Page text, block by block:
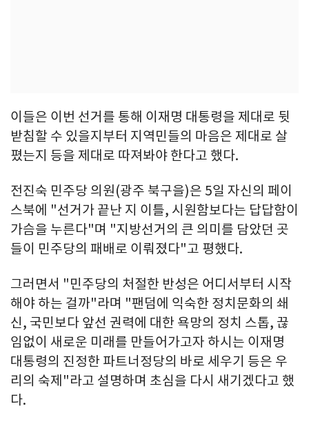
이들은 이번 선거를 통해 이재명 대통령을 제대로 뒷
받침할 수 있을지부터 지역민들의 마음은 제대로 살
폈는지 등을 제대로 따져봐야 한다고 했다.
전진숙 민주당 의원(광주 북구을)은 5일 자신의 페이
스북에 "선거가 끝난 지 이틀, 시원함보다는 답답함이
가슴을 누른다"며 "지방선거의 큰 의미를 담았던 곳
들이 민주당의 패배로 이뤄졌다"고 평했다.
그러면서 "민주당의 처절한 반성은 어디서부터 시작
해야 하는 걸까"라며 "팬덤에 익숙한 정치문화의 쇄
신, 국민보다 앞선 권력에 대한 욕망의 정치 스톱, 끊
임없이 새로운 미래를 만들어가고자 하시는 이재명
대통령의 진정한 파트너정당의 바로 세우기 등은 우
리의 숙제"라고 설명하며 초심을 다시 새기겠다고 했
다.